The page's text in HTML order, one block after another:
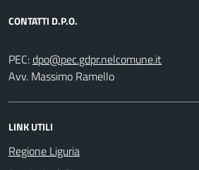
CONTATTI D.P.O.
PEC:
Avv. Massimo Ramello
LINK UTILI
Regione Liguria